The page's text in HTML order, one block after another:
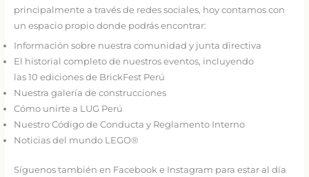
principalmente a través de redes sociales, hoy contamos con
un espacio propio donde podrás encontrar:
Información sobre nuestra comunidad y junta directiva
El historial completo de nuestros eventos, incluyendo
las 10 ediciones de BrickFest Perú
Nuestra galería de construcciones
Cómo unirte a LUG Perú
Nuestro Código de Conducta y Reglamento Interno
Noticias del mundo LEGO®
Síguenos también en Facebook e Instagram para estar al día